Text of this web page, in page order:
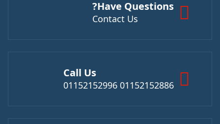
Have Questions?
Contact Us
Call Us
01152152886 01152152996